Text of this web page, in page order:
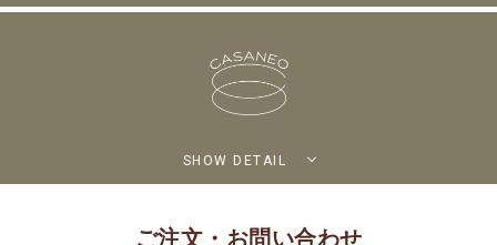
SHOW DETAIL
ご注文・お問い合わせ